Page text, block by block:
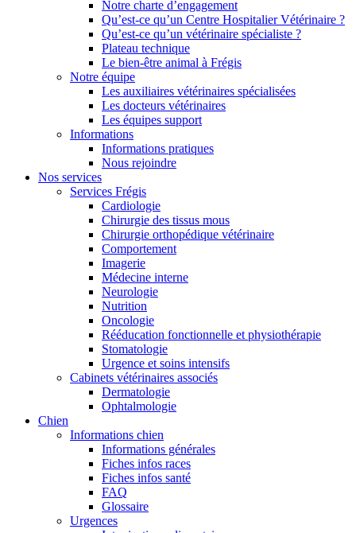
Notre charte d’engagement
Qu’est-ce qu’un Centre Hospitalier Vétérinaire ?
Qu’est-ce qu’un vétérinaire spécialiste ?
Plateau technique
Le bien-être animal à Frégis
Notre équipe
Les auxiliaires vétérinaires spécialisées
Les docteurs vétérinaires
Les équipes support
Informations
Informations pratiques
Nous rejoindre
Nos services
Services Frégis
Cardiologie
Chirurgie des tissus mous
Chirurgie orthopédique vétérinaire
Comportement
Imagerie
Médecine interne
Neurologie
Nutrition
Oncologie
Rééducation fonctionnelle et physiothérapie
Stomatologie
Urgence et soins intensifs
Cabinets vétérinaires associés
Dermatologie
Ophtalmologie
Chien
Informations chien
Informations générales
Fiches infos races
Fiches infos santé
FAQ
Glossaire
Urgences